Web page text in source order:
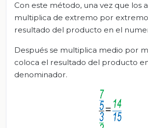
Con este método, una vez que los
multiplica de extremo por
resultado del producto en el
Después se multiplica medio por
coloca el resultado del producto
denominador.